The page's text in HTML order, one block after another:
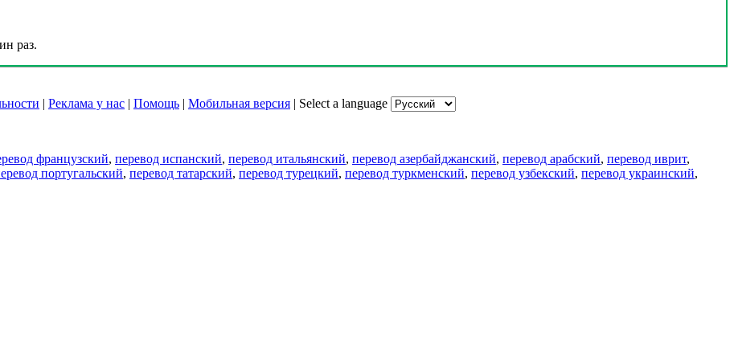
раз.
| Реклама у нас | Помощь | Мобильная версия | Select a language
французский, перевод испанский, перевод итальянский, перевод азербайджанский, перевод арабский, перевод иврит,
португальский, перевод татарский, перевод турецкий, перевод туркменский, перевод узбекский, перевод украинский,